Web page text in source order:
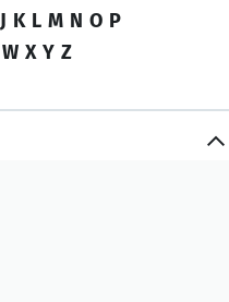
J K L M N O P
W X Y Z